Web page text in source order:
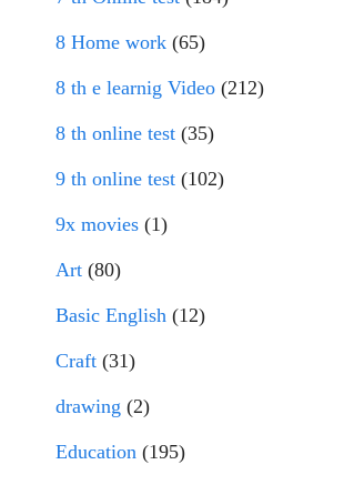
8 Home work (65)
8 th e learnig Video (212)
8 th online test (35)
9 th online test (102)
9x movies (1)
Art (80)
Basic English (12)
Craft (31)
drawing (2)
Education (195)